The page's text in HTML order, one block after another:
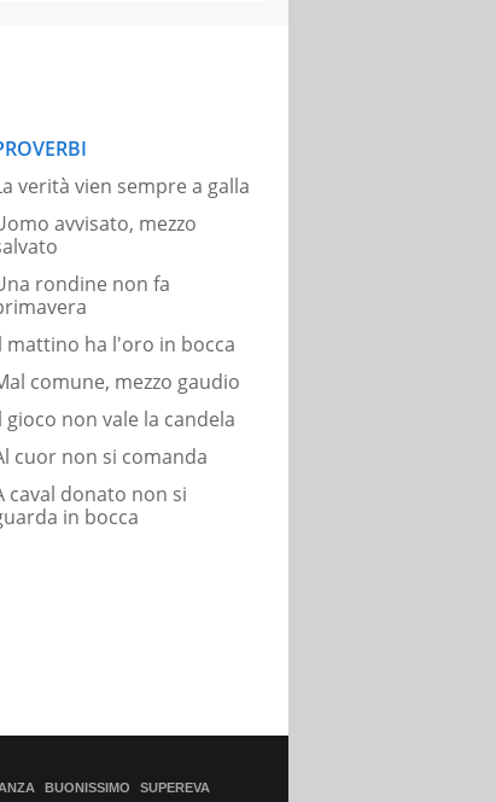
verità vien sempre a galla
avvisato, mezzo
rondine non fa
mattino ha l'oro in bocca
comune, mezzo gaudio
gioco non vale la candela
cuor non si comanda
caval donato non si
in bocca
BUONISSIMO SUPEREVA